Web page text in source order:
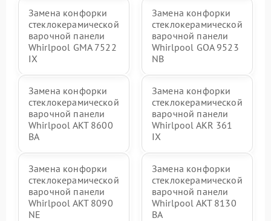
Замена конфорки
стеклокерамической
варочной панели
Whirlpool GMA 7522
IX
Замена конфорки
стеклокерамической
варочной панели
Whirlpool GOA 9523
NB
Замена конфорки
стеклокерамической
варочной панели
Whirlpool AKT 8600
BA
Замена конфорки
стеклокерамической
варочной панели
Whirlpool AKR 361
IX
Замена конфорки
стеклокерамической
варочной панели
Whirlpool AKT 8090
NE
Замена конфорки
стеклокерамической
варочной панели
Whirlpool AKT 8130
BA